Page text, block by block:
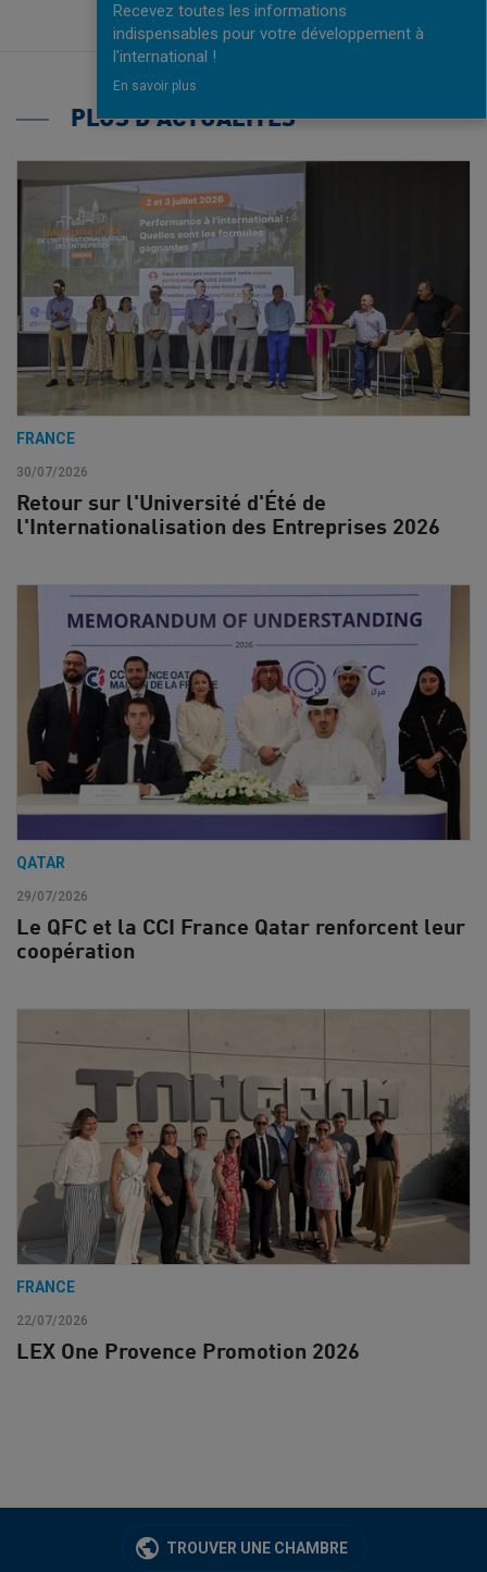
PLUS D'ACTUALITÉS
FRANCE
30/07/2026
Retour sur l'Université d'Été de
l'Internationalisation des Entreprises 2026
QATAR
29/07/2026
Le QFC et la CCI France Qatar renforcent leur
coopération
FRANCE
22/07/2026
LEX One Provence Promotion 2026
TROUVER UNE CHAMBRE
Recevez toutes les informations
indispensables pour votre développement à
l'international !
En savoir plus